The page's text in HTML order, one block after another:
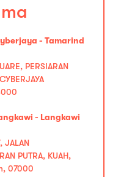
- Tamarind
PERSIARAN
- Langkawi
JALAN
PUTRA, KUAH,
07000